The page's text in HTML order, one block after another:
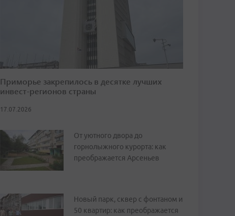
Приморье закрепилось в десятке лучших
инвест-регионов страны
17.07.2026
От уютного двора до
горнолыжного курорта: как
преображается Арсеньев
Новый парк, сквер с фонтаном и
50 квартир: как преображается